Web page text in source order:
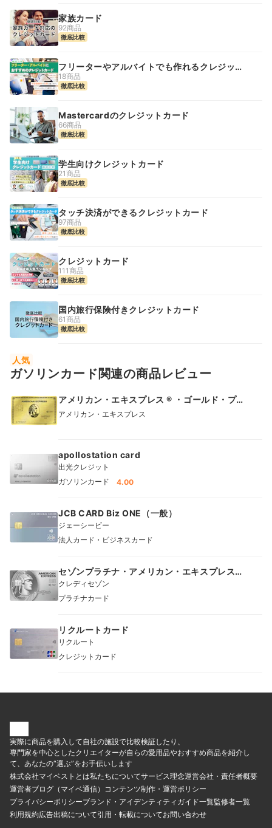
家族カード
92商品
徹底比較
フリーターやアルバイトでも作れるクレジット
カード
18商品
徹底比較
Mastercardのクレジットカード
66商品
徹底比較
学生向けクレジットカード
21商品
徹底比較
タッチ決済ができるクレジットカード
97商品
徹底比較
クレジットカード
111商品
徹底比較
国内旅行保険付きクレジットカード
61商品
徹底比較
人気
ガソリンカード関連の商品レビュー
アメリカン・エキスプレス ® ・ゴールド・プリ
ファード・カード
アメリカン・エキスプレス
apollostation card
出光クレジット
ガソリンカード
4.00
JCB CARD Biz ONE（一般）
ジェーシービー
法人カード・ビジネスカード
セゾンプラチナ・アメリカン・エキスプレス
®︎・カード
クレディセゾン
プラチナカード
リクルートカード
リクルート
クレジットカード
実際に商品を購入して自社の施設で比較検証したり、
専門家を中心としたクリエイターが自らの愛用品やおすすめ商品を紹介し
て、あなたの“選ぶ”をお手伝いします
株式会社マイベストとは私たちについてサービス理念運営会社・責任者概要
運営者ブログ（マイベ通信） コンテンツ制作・運営ポリシー
プライバシーポリシーブランド・アイデンティティ ガイド一覧監修者一覧
利用規約広告出稿について引用・転載についてお問い合わせ